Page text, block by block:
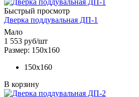
Быстрый просмотр
Дверка поддувальная ДП-1
Мало
1 553 руб/шт
Размер: 150х160
150х160
В корзину